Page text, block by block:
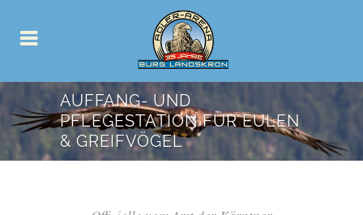
AUFFANG- UND
PFLEGESTATION FÜR EULEN
& GREIFVÖGEL